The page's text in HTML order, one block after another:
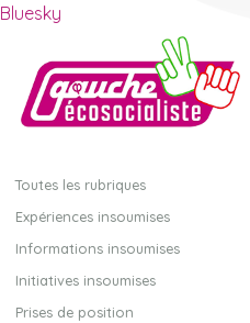
Bluesky
Toutes les rubriques
Expériences insoumises
Informations insoumises
Initiatives insoumises
Prises de position